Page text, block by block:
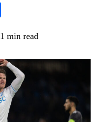
di
vi
di
1 min read